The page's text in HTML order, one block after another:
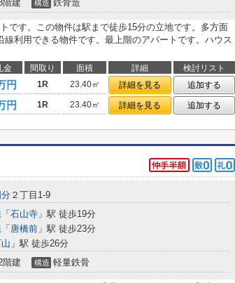
階建 構造 鉄骨造
です。この物件は駅まで徒歩15分の立地です。多方面
線利用できる物件です。最上階のアパートです。ハウス
金 間取り 面積 詳細
検討リスト
円 1R 23.40㎡ 詳細を見る
追加する
円 1R 23.40㎡ 詳細を見る 追加する
分 ２丁目1-9
「 石山寺 」駅 徒歩19分
「 唐橋前 」駅 徒歩23分
」駅 徒歩26分
階建 構造 軽量鉄骨